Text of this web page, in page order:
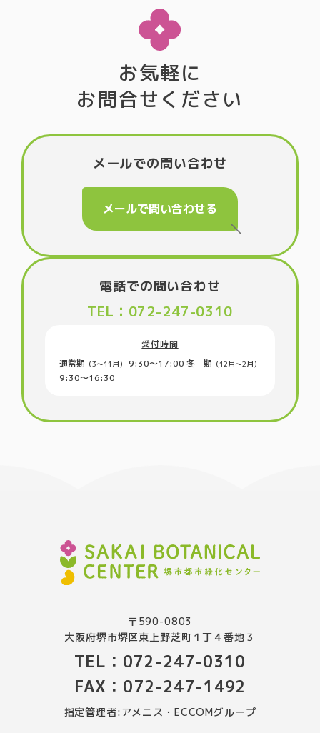
お気軽に
お問合せください
メールでの問い合わせ
メールで問い合わせる
電話での問い合わせ
TEL：072-247-0310
受付時間
通常期 （3〜11月） 9:30〜17:00 冬 期 （12月～2月）
9:30〜16:30
〒590-0803
大阪府堺市堺区東上野芝町１丁４番地３
TEL：072-247-0310
FAX：072-247-1492
指定管理者:アメニス・ECCOMグループ